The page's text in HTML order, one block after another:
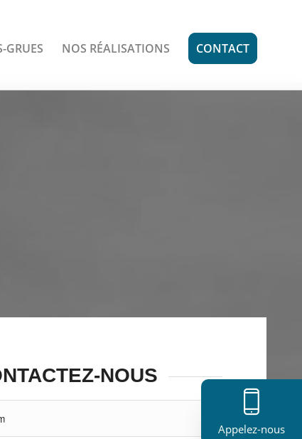
GRUES NOS RÉALISATIONS CONTACT
Appelez-nous
NOUS